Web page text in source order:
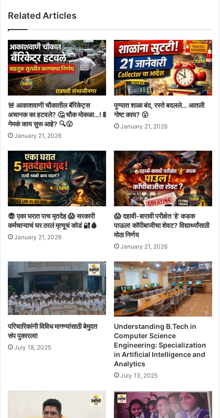
Related Articles
🚨 आकाशवाणी चौकातील बॅरिकेट्स
अचानक का हटवले? 🤔 चौक मोकळा…! 🚦
नेमकं काय सुरू आहे? 🔍😮
January 21, 2026
पुण्यात शाळा बंद, रस्ते बदलले… आतली
गोष्ट काय? 😮
January 21, 2026
😨 एका घरात पाच मृतदेह 😱 सरकारी
कर्मचाऱ्याचं घर ठरलं मृत्यूचं कोडं 🔐🩸
January 21, 2026
😱 दहावी-बारावी परीक्षेत ‘हे’ कडक
पाऊल! कॉपीबाजीचा शेवट? विद्यार्थ्यांसाठी
मोठा निर्णय
January 21, 2026
परिचारिकांनी विविध मागण्यांसाठी बेमुदत
संप पुकारला!
July 18, 2025
Understanding B.Tech in
Computer Science
Engineering: Specialization
in Artificial Intelligence and
Analytics
July 13, 2025